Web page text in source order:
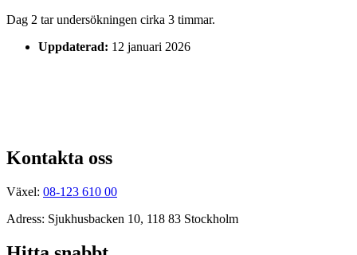
Dag 2 tar undersökningen cirka 3 timmar.
Uppdaterad: 12 januari 2026
Kontakta oss
Växel: 08-123 610 00
Adress: Sjukhusbacken 10, 118 83 Stockholm